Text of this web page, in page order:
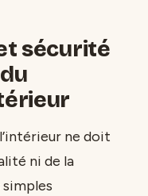
sécurité
ne doit
ni de la